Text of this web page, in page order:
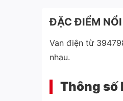
ĐẶC ĐIỂM
Van điện từ
nhau.
Thông số